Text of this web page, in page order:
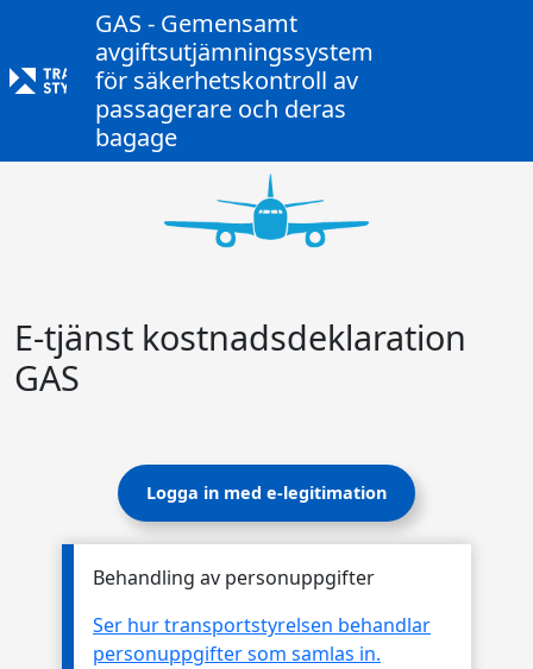
GAS - Gemensamt
avgiftsutjämningssystem
för säkerhetskontroll av
passagerare och deras
bagage
E-tjänst kostnadsdeklaration
GAS
Logga in med e-legitimation
Behandling av personuppgifter
Ser hur transportstyrelsen behandlar
personuppgifter som samlas in.